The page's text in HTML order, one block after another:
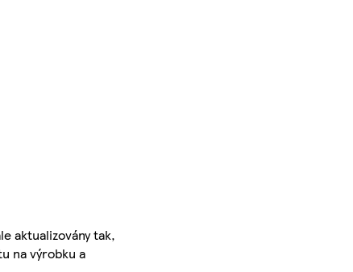
aktualizovány tak,
na výrobku a